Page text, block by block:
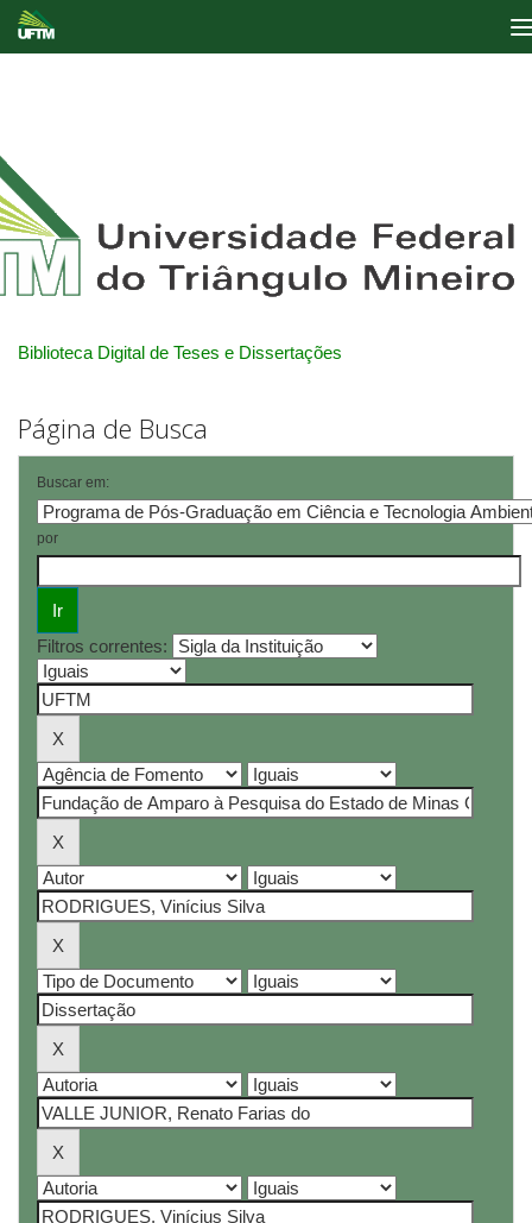
Biblioteca Digital de Teses e Dissertações
Página de Busca
Buscar em:
por
Filtros correntes: